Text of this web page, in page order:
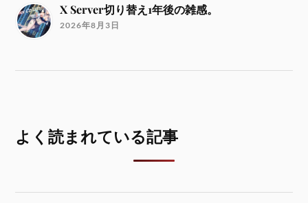
X Server切り替え1年後の雑感。
2026年8月3日
よく読まれている記事